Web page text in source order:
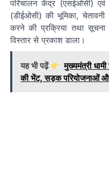
परिचालन केंद्र (एसईओसी) एवं
(डीईओसी) की भूमिका, चेतावनी
करने की प्रक्रिया तथा सूचना
विस्तार से प्रकाश डाला।
यह भी पढ़ें
मुख्यमंत्री
की भेंट, सड़क परियोजनाओं और